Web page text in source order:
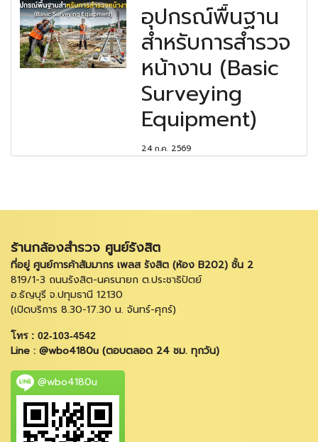
อุปกรณ์พื้นฐาน
สำหรับการสำรวจ
หน้างาน (Basic
Surveying
Equipment)
24 ก.ค. 2569
ร้านกล้องสำรวจ ศูนย์รังสิต
ที่อยู่ ศูนย์การค้าสัมมากร เพลส รังสิต (ห้อง B202) ชั้น 2
819/1-3 ถนนรังสิต-นครนายก ต.ประชาธิปัตย์
อ.ธัญบุรี จ.ปทุมธานี 12130
(เปิดบริการ 8.30-17.30 น. จันทร์-ศุกร์)
โทร : 02-103-4542
Line : @wbo4180u (ตอบตลอด 24 ชม. ทุกวัน)
@wbo4180u